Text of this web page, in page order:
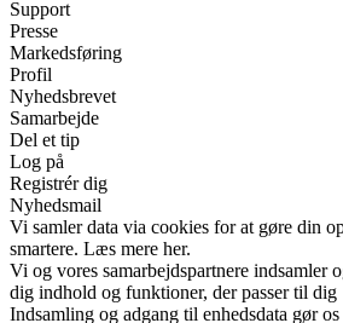
Support
Presse
Markedsføring
Profil
Nyhedsbrevet
Samarbejde
Del et tip
Log på
Registrér dig
Nyhedsmail
Vi samler data via cookies for at gøre din
smartere. Læs mere her.
Vi og vores samarbejdspartnere indsamler
dig indhold og funktioner, der passer til dig
Indsamling og adgang til enhedsdata gør